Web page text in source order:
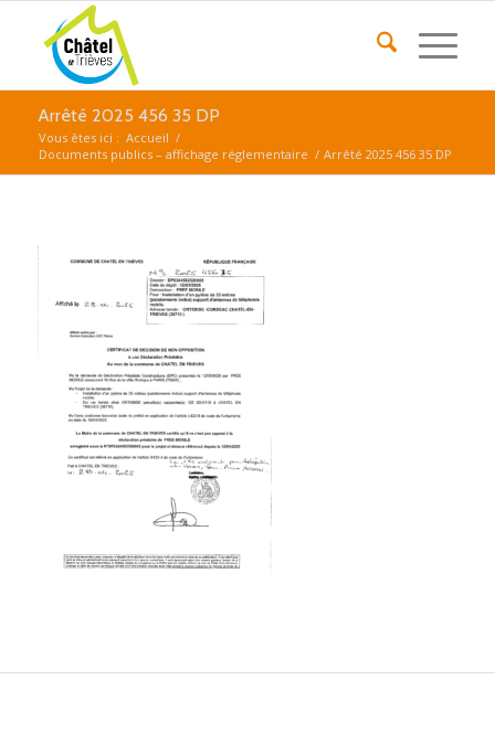
Arrêté 2025 456 35 DP
Vous êtes ici : Accueil /
Documents publics – affichage réglementaire / Arrêté 2025 456 35 DP